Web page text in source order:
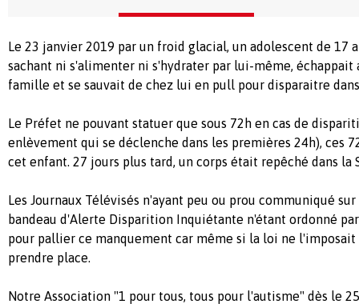
Le 23 janvier 2019 par un froid glacial, un adolescent de 17
sachant ni s'alimenter ni s'hydrater par lui-même, échappait
famille et se sauvait de chez lui en pull pour disparaitre
Le Préfet ne pouvant statuer que sous 72h en cas de
enlèvement qui se déclenche dans les premières 24h), ces
cet enfant. 27 jours plus tard, un corps était repêché dans la
Les Journaux Télévisés n'ayant peu ou prou communiqué
bandeau d'Alerte Disparition Inquiétante n'étant ordonné
pour pallier ce manquement car même si la loi ne l'imposait
prendre place.
Notre Association "1 pour tous, tous pour l'autisme" dès le